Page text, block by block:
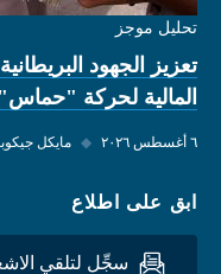
تحليل موجز
تعزيز الجهود
المالية لحركة "حماس"
٦ أغسطس ٢٠٢٦ ◆ مايكل
ابق على اطلاع
سجِّل لتلقي